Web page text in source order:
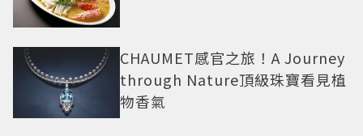
CHAUMET感官之旅！A Journey
through Nature頂級珠寶看見植
物香氣